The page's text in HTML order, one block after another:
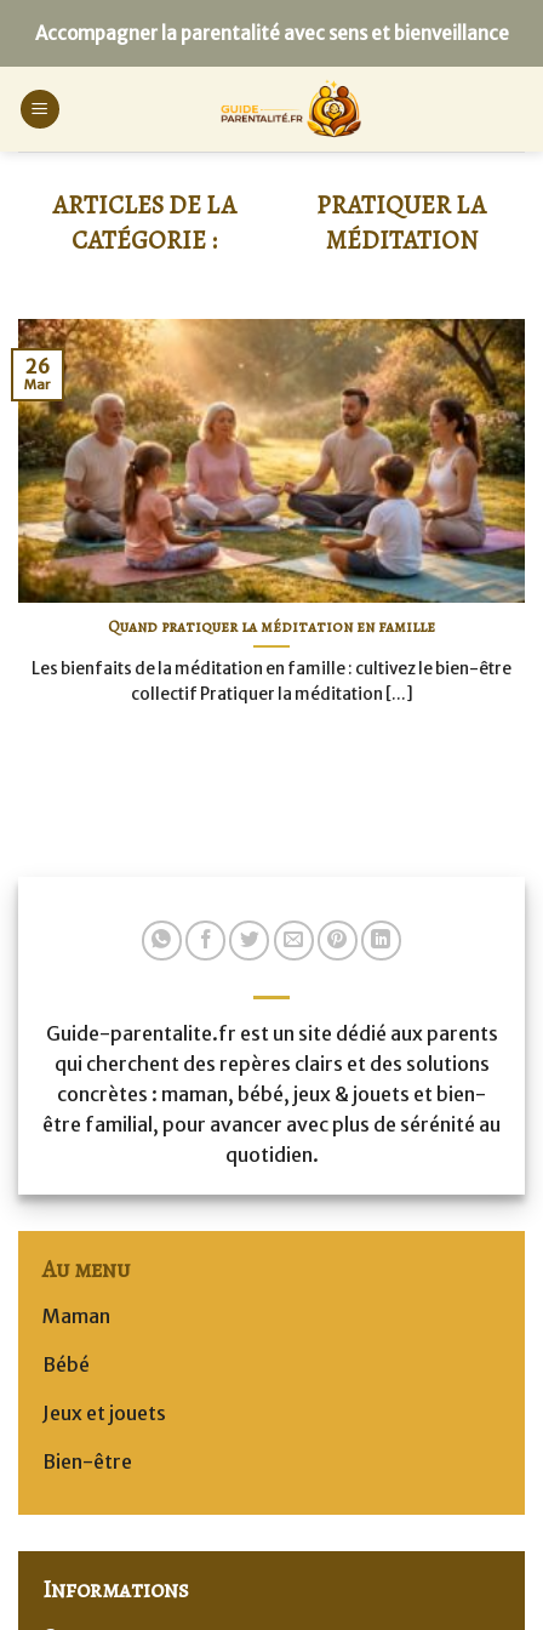
content
Accompagner la parentalité avec sens et bienveillance
PRATIQUER LA
MÉDITATION
Quand pratiquer la méditation en famille
Les bienfaits de la méditation en famille : cultivez le bien-être
collectif Pratiquer la méditation [...]
26
Mar
Guide-parentalite.fr est un site dédié aux parents
qui cherchent des repères clairs et des solutions
concrètes : maman, bébé, jeux & jouets et bien-
être familial, pour avancer avec plus de sérénité au
quotidien.
Au menu
Maman
Bébé
Jeux et jouets
Bien-être
Informations